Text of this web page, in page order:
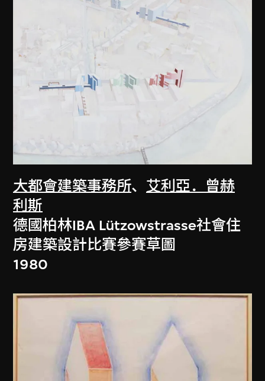
大都會建築事務所、 艾利亞．曾赫
利斯
德國柏林IBA Lützowstrasse社會住
房建築設計比賽參賽草圖
1980